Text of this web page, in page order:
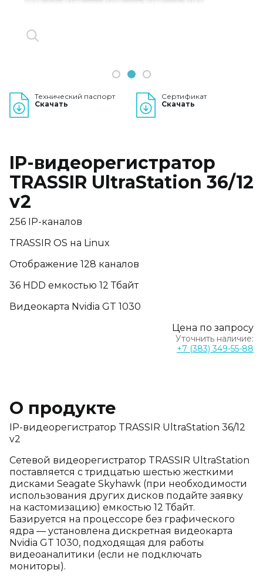
1 2 3
Технический паспорт
Скачать
Сертификат
Скачать
IP-видеорегистратор
TRASSIR UltraStation 36/12
v2
256 IP-каналов
TRASSIR OS на Linux
Отображение 128 каналов
36 HDD емкостью 12 Тбайт
Видеокарта Nvidia GT 1030
Цена по запросу
Уточнить наличие:
+7 (383) 349-55-88
О продукте
IP-видеорегистратор TRASSIR UltraStation 36/12
v2
Сетевой видеорегистратор TRASSIR UltraStation
поставляется с тридцатью шестью жесткими
дисками Seagate Skyhawk (при необходимости
использования других дисков подайте заявку
на кастомизацию) емкостью 12 Тбайт.
Базируется на процессоре без графического
ядра — установлена дискретная видеокарта
Nvidia GT 1030, подходящая для работы
видеоаналитики (если не подключать
мониторы).